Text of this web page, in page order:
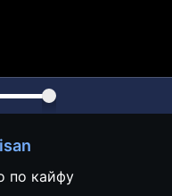
по кайфу